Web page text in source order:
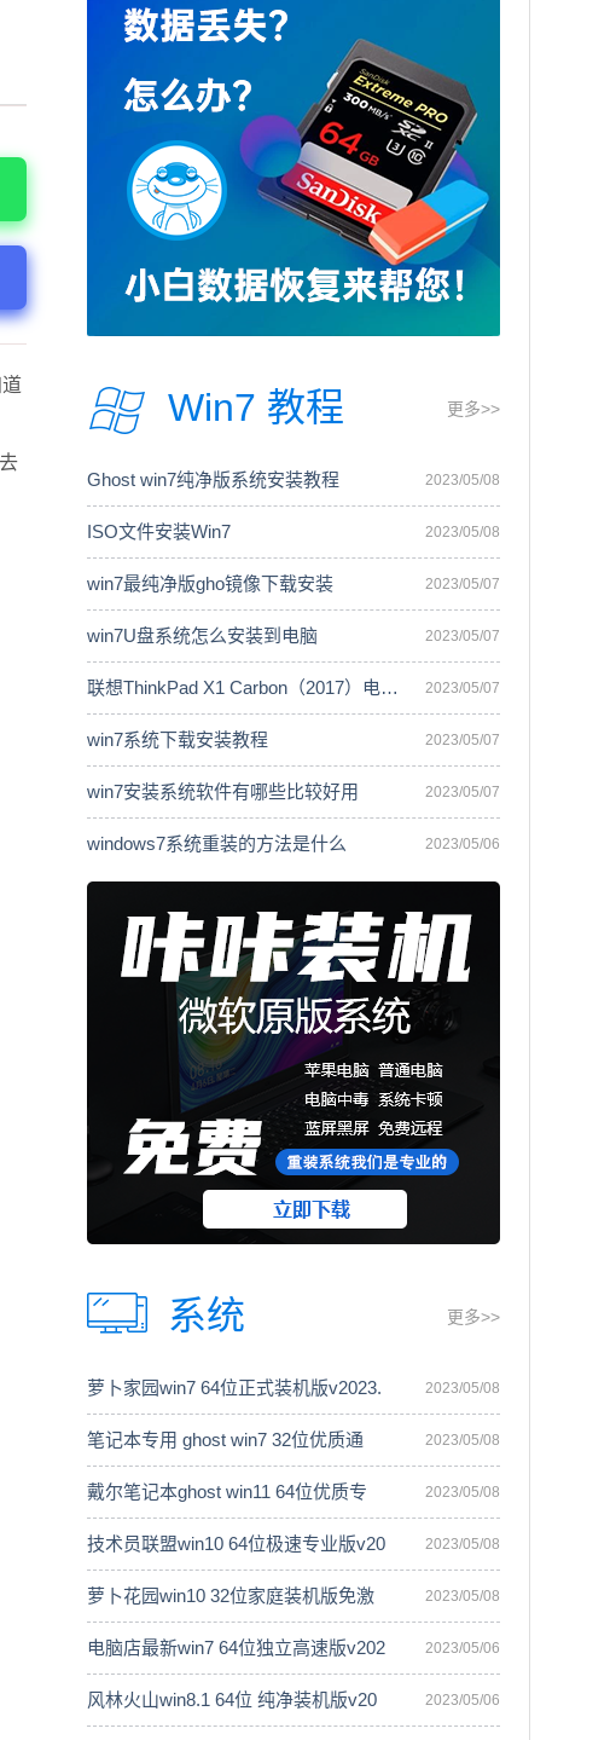
Win7 教程 更多>>
Ghost win7纯净版系统安装教程 2023/05/08
ISO文件安装Win7 2023/05/08
win7最纯净版gho镜像下载安装 2023/05/07
win7U盘系统怎么安装到电脑 2023/05/07
联想ThinkPad X1 Carbon（2017）电脑安 2023/05/07
win7系统下载安装教程 2023/05/07
win7安装系统软件有哪些比较好用 2023/05/07
windows7系统重装的方法是什么 2023/05/06
系统 更多>>
萝卜家园win7 64位正式装机版v2023. 2023/05/08
笔记本专用 ghost win7 32位优质通 2023/05/08
戴尔笔记本ghost win11 64位优质专 2023/05/08
技术员联盟win10 64位极速专业版v20 2023/05/08
萝卜花园win10 32位家庭装机版免激 2023/05/08
电脑店最新win7 64位独立高速版v202 2023/05/06
风林火山win8.1 64位 纯净装机版v20 2023/05/06